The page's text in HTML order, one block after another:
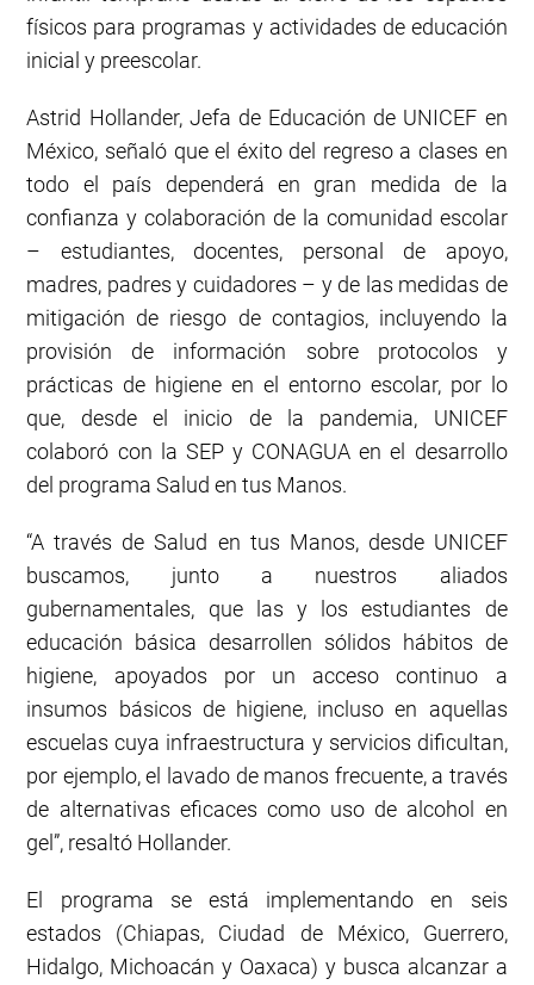
físicos para programas y actividades de educación
inicial y preescolar.
Astrid Hollander, Jefa de Educación de UNICEF en
México, señaló que el éxito del regreso a clases en
todo el país dependerá en gran medida de la
confianza y colaboración de la comunidad escolar
– estudiantes, docentes, personal de apoyo,
madres, padres y cuidadores – y de las medidas de
mitigación de riesgo de contagios, incluyendo la
provisión de información sobre protocolos y
prácticas de higiene en el entorno escolar, por lo
que, desde el inicio de la pandemia, UNICEF
colaboró con la SEP y CONAGUA en el desarrollo
del programa Salud en tus Manos.
“A través de Salud en tus Manos, desde UNICEF
buscamos, junto a nuestros aliados
gubernamentales, que las y los estudiantes de
educación básica desarrollen sólidos hábitos de
higiene, apoyados por un acceso continuo a
insumos básicos de higiene, incluso en aquellas
escuelas cuya infraestructura y servicios dificultan,
por ejemplo, el lavado de manos frecuente, a través
de alternativas eficaces como uso de alcohol en
gel”, resaltó Hollander.
El programa se está implementando en seis
estados (Chiapas, Ciudad de México, Guerrero,
Hidalgo, Michoacán y Oaxaca) y busca alcanzar a